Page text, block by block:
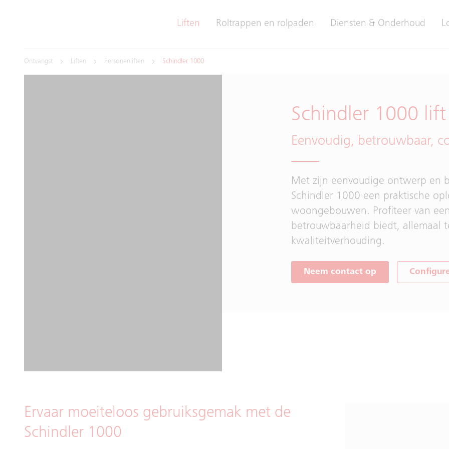
Liften Roltrappen en rolpaden Diensten & Onderhoud
Ontvangst Liften Personenliften Schindler 1000
Schindler 1000 lift
Eenvoudig, betrouwbaar,
Met zijn eenvoudige ontwerp en
Schindler 1000 een praktische
woongebouwen. Profiteer van
betrouwbaarheid biedt, allemaal
kwaliteitverhouding.
Neem contact op
Ervaar moeiteloos gebruiksgemak met de
Schindler 1000